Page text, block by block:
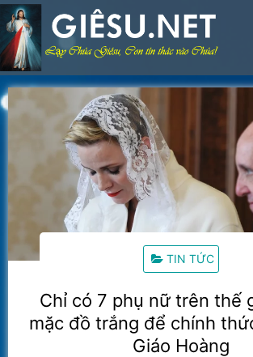
Skip
to
content
TIN TỨC
Chỉ có 7 phụ nữ trên thế
mặc đồ trắng để chính
Giáo Hoàng